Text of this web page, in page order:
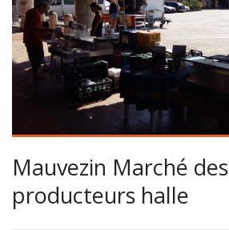
Mauvezin Marché des
producteurs halle